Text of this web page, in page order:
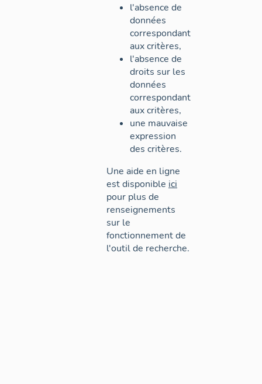
l'absence de
données
correspondant
aux critères,
l'absence de
droits sur les
données
correspondant
aux critères,
une mauvaise
expression
des critères.
Une aide en ligne
est disponible ici
pour plus de
renseignements
sur le
fonctionnement de
l'outil de recherche.